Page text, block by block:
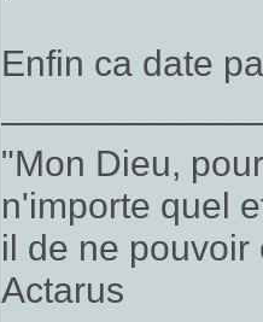
Enfin ca date
"Mon Dieu,
n'importe quel
il de ne
Actarus